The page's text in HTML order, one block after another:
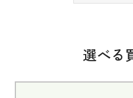
選べる